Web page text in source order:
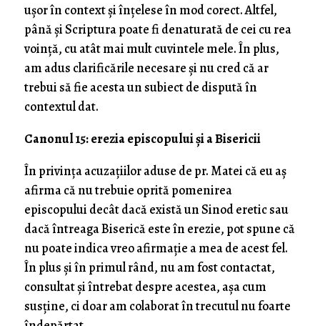
ușor în context și înțelese în mod corect. Altfel,
până și Scriptura poate fi denaturată de cei cu rea
voință, cu atât mai mult cuvintele mele. În plus,
am adus clarificările necesare și nu cred că ar
trebui să fie acesta un subiect de dispută în
contextul dat.
Canonul 15: erezia episcopului și a Bisericii
În privința acuzațiilor aduse de pr. Matei că eu aș
afirma că nu trebuie oprită pomenirea
episcopului decât dacă există un Sinod eretic sau
dacă întreaga Biserică este în erezie, pot spune că
nu poate indica vreo afirmație a mea de acest fel.
În plus și în primul rând, nu am fost contactat,
consultat și întrebat despre acestea, așa cum
susține, ci doar am colaborat în trecutul nu foarte